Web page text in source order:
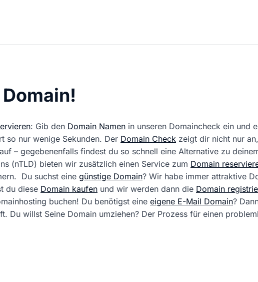
: Gib den Domain Namen in unseren Domaincheck ein und
so nur wenige Sekunden. Der Domain Check zeigt dir nicht nur
auf – gegebenenfalls findest du so schnell eine Alternative zu
(nTLD) bieten wir zusätzlich einen Service zum Domain
Du suchst eine günstige Domain? Wir habe immer attraktive
du diese Domain kaufen und wir werden dann die Domain
buchen! Du benötigst eine eigene E-Mail Domain?
Du willst Seine Domain umziehen? Der Prozess für einen